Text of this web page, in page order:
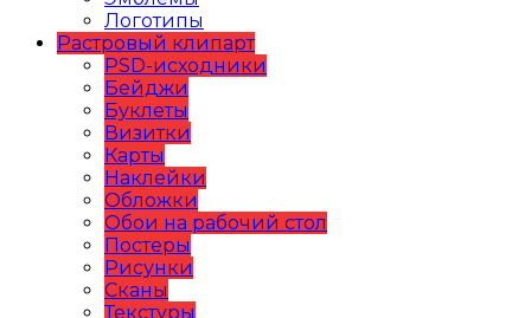
Логотипы
Растровый клипарт
PSD-исходники
Бейджи
Буклеты
Визитки
Карты
Наклейки
Обложки
Обои на рабочий стол
Постеры
Рисунки
Сканы
Текстуры